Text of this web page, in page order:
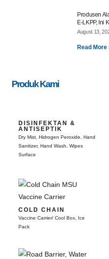
Produsen
E-LKPP, Ini
August 13,
Read More
Produk Kami
DISINFEKTAN &
ANTISEPTIK
Dry Mist, Hidrogen Peroxide, Hand
Sanitizer, Hand Wash, Wipes
Surface
COLD CHAIN
Vaccine Carrier/ Cool Box, Ice
Pack